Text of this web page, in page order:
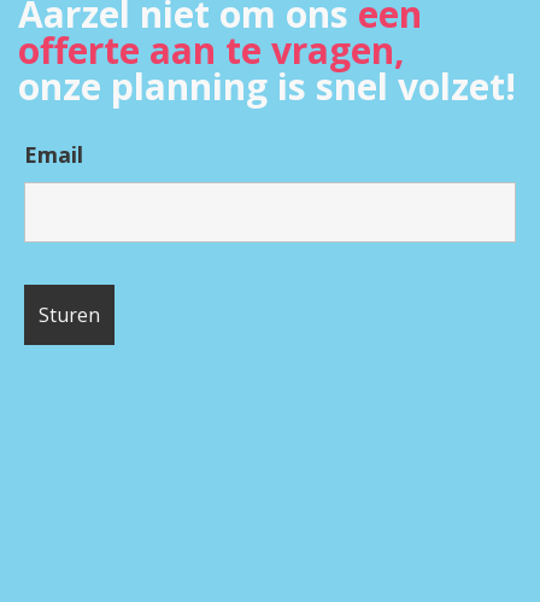
Aarzel niet om ons een
offerte aan te vragen,
onze planning is snel volzet!
Email